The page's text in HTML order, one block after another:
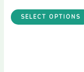
be
chosen
SELECT OPTIONS